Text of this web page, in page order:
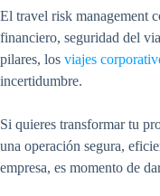
El travel risk management
financiero, seguridad del
pilares, los viajes
incertidumbre.
Si quieres transformar tu
una operación segura,
empresa, es momento de